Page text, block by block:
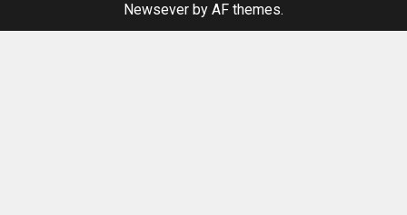
Newsever by AF themes.